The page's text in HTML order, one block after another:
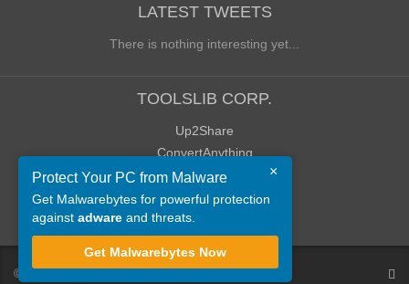
LATEST TWEETS
There is nothing interesting yet...
TOOLSLIB CORP.
Up2Share
ConvertAnything
WoWClassicUI (WCUI)
Old Blog
Old Forum
© ToolsLib
×
Protect Your PC from Malware
Get Malwarebytes for powerful protection
against adware and threats.
Get Malwarebytes Now